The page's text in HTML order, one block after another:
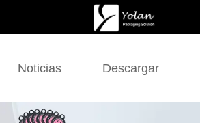
Noticias Descargar